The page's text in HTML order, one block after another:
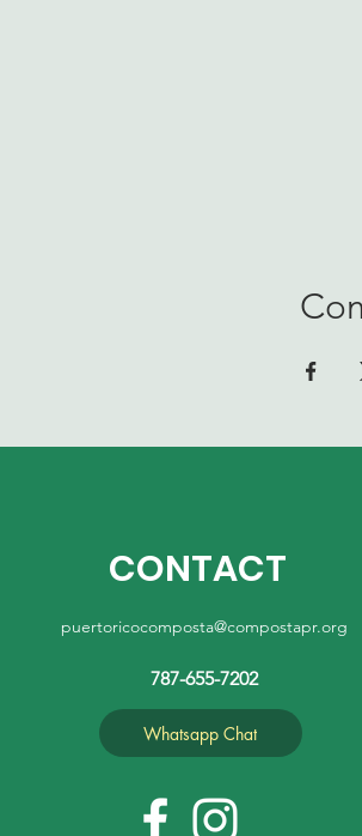
CONTACT
puertoricocomposta@compostapr.org
787-655-7202
Whatsapp Chat